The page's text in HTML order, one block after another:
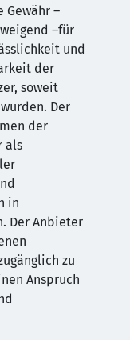
Gewähr –
–für
und
der
soweit
Der
der
als
in
Der Anbieter
zu
Anspruch